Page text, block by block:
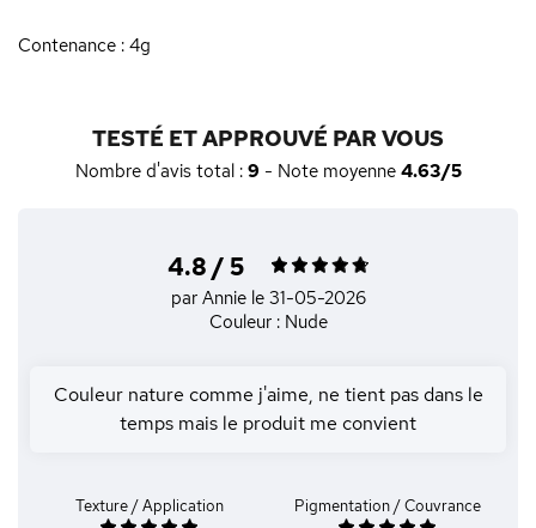
Contenance : 4g
TESTÉ ET APPROUVÉ PAR VOUS
Nombre d'avis total : 9 - Note moyenne 4.63/5
4.8 / 5
par Annie le 31-05-2026
Couleur : Nude
Couleur nature comme j'aime, ne tient pas dans le
temps mais le produit me convient
Texture / Application Pigmentation / Couvrance